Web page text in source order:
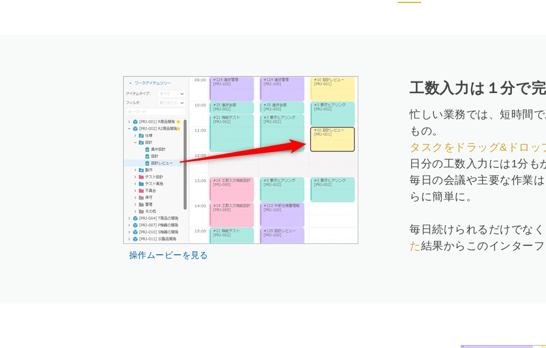
操作ムービーを見る
工数入力は１分で
忙しい業務では、短時間
もの。
タスクをドラッグ&ドロ
日分の工数入力には1分も
毎日の会議や主要な作業
らに簡単に。
毎日続けられるだけでな
た結果からこのインター